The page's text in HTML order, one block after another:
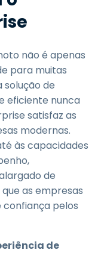
não é apenas
para muitas
solução de
eficiente nunca
satisfaz as
modernas.
às capacidades
de
as empresas
pelos
de